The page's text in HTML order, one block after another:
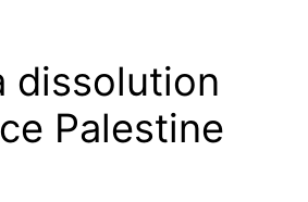
dissolution
Palestine